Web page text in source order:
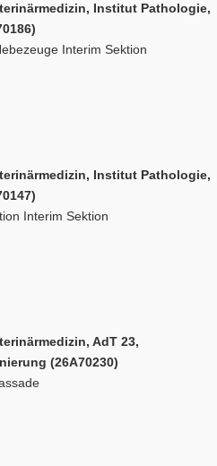
Institut Pathologie,
Interim Sektion
Institut Pathologie,
Interim Sektion
AdT 23,
(26A70230)